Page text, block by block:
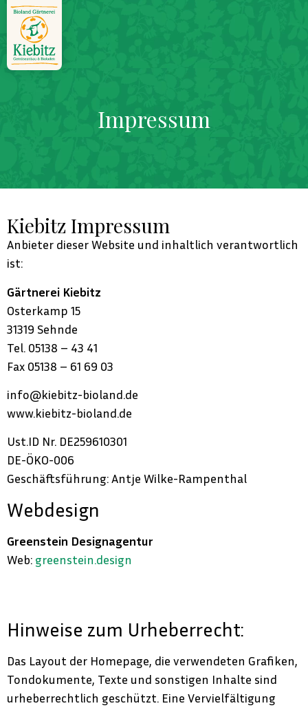
Impressum
Kiebitz Impressum
Anbieter dieser Website und inhaltlich verantwortlich
ist:
Gärtnerei Kiebitz
Osterkamp 15
31319 Sehnde
Tel. 05138 – 43 41
Fax 05138 – 61 69 03
info@kiebitz-bioland.de
www.kiebitz-bioland.de
Ust.ID Nr. DE259610301
DE-ÖKO-006
Geschäftsführung: Antje Wilke-Rampenthal
Webdesign
Greenstein Designagentur
Web: greenstein.design
Hinweise zum Urheberrecht:
Das Layout der Homepage, die verwendeten Grafiken,
Tondokumente, Texte und sonstigen Inhalte sind
urheberrechtlich geschützt. Eine Vervielfältigung